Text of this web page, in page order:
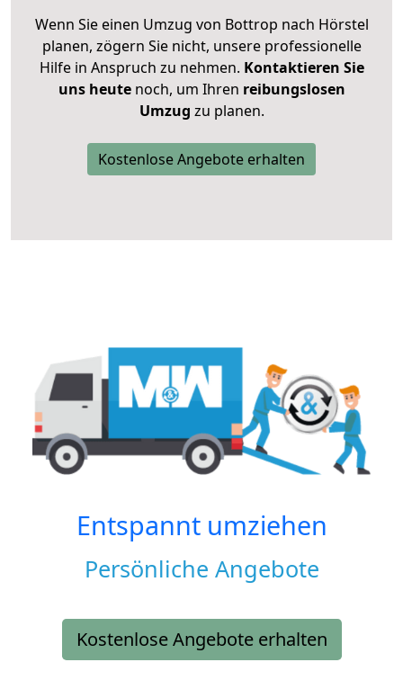
Wenn Sie einen Umzug von Bottrop nach Hörstel
planen, zögern Sie nicht, unsere professionelle
Hilfe in Anspruch zu nehmen. Kontaktieren Sie
uns heutenoch, um Ihren reibungslosen
Umzug zu planen.
Kostenlose Angebote erhalten
Entspannt umziehen
Persönliche Angebote
Kostenlose Angebote erhalten